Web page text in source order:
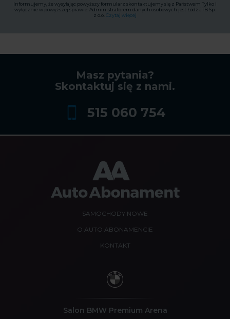
Informujemy, że wysyłając powyższy formularz skontaktujemy się z Państwem Tylko i
wyłącznie w powyższej sprawie. Administratorem danych osobowych jest Łódź JTB Sp.
z o.o. Czytaj więcej
Masz pytania?
Skontaktuj się z nami.
515 060 754
SAMOCHODY NOWE
O AUTO ABONAMENCIE
KONTAKT
Salon BMW Premium Arena